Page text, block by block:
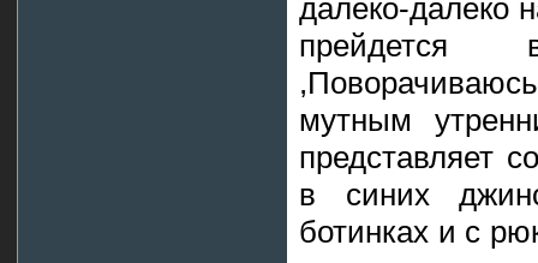
далеко-далеко
прейдется
мутным
представляет
в синих
ботинках и с